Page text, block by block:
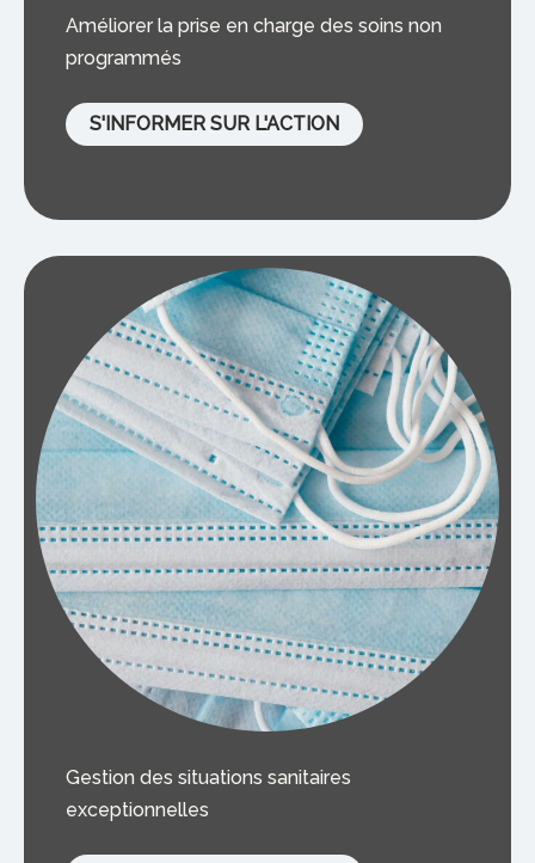
Améliorer la prise en charge des soins non
programmés
S'INFORMER SUR L'ACTION
Gestion des situations sanitaires
exceptionnelles